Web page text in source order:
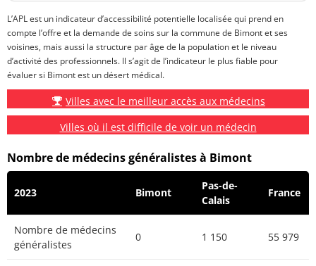
L’APL est un indicateur d’accessibilité potentielle localisée qui prend en
compte l’offre et la demande de soins sur la commune de Bimont et ses
voisines, mais aussi la structure par âge de la population et le niveau
d’activité des professionnels. Il s’agit de l’indicateur le plus fiable pour
évaluer si Bimont est un désert médical.
Villes avec le meilleur accès aux médecins
Villes où il est difficile de voir un médecin
Nombre de médecins généralistes à Bimont
2023 Bimont
Pas-de-
Calais
France
Nombre de médecins
généralistes
0 1 150 55 979